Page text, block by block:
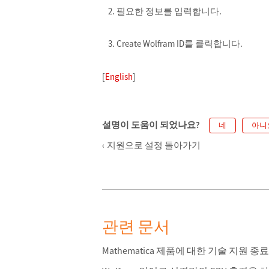
필요한 정보를 입력합니다.
Create Wolfram ID를 클릭합니다.
[English]
설명이 도움이 되었나요? 네 아
지원으로 설정 돌아가기
관련 문서
Mathematica 제품에 대한 기술 지원 종